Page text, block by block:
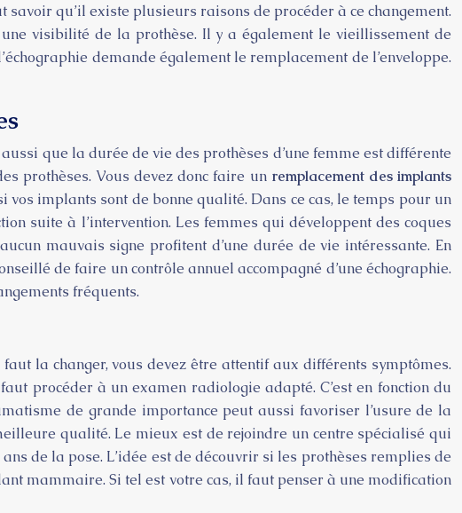
savoir qu’il existe plusieurs raisons de procéder à ce changement.
visibilité de la prothèse. Il y a également le vieillissement de
demande également le remplacement de l’enveloppe.
que la durée de vie des prothèses d’une femme est différente
prothèses. Vous devez donc faire un remplacement des implants
implants sont de bonne qualité. Dans ce cas, le temps pour un
suite à l’intervention. Les femmes qui développent des coques
mauvais signe profitent d’une durée de vie intéressante. En
de faire un contrôle annuel accompagné d’une échographie.
fréquents.
la changer, vous devez être attentif aux différents symptômes.
procéder à un examen radiologie adapté. C’est en fonction du
de grande importance peut aussi favoriser l’usure de la
qualité. Le mieux est de rejoindre un centre spécialisé qui
de la pose. L’idée est de découvrir si les prothèses remplies de
mammaire. Si tel est votre cas, il faut penser à une modification